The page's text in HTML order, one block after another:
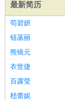
最新简历
苟碧妍
钮菡丽
熊镜元
衣世捷
百露莹
嵇蕾妮